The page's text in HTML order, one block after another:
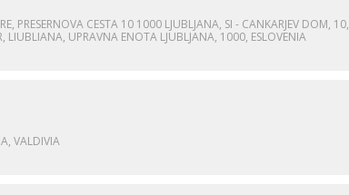
PRESERNOVA CESTA 10 1000 LJUBLJANA, SI - CANKARJEV DOM, 10,
LIUBLIANA, UPRAVNA ENOTA LJUBLJANA, 1000, ESLOVENIA
VALDIVIA